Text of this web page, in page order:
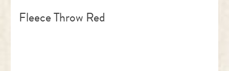
Fleece Throw Red